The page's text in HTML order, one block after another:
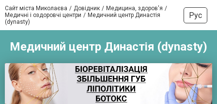
Сайт міста Миколаєва Довідник
Медицина, здоров'я
Медичні і оздоровчі центри
Медичний центр Династія
(dynasty)
Рус
Медичний центр Династія (dynasty)